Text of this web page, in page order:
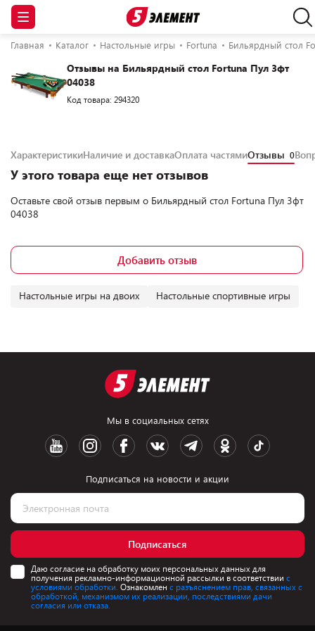
Главная Каталог Настольные игры Fortuna Бильярдный стол
Отзывы на Бильярдный стол Fortuna Пул 3фт
04038
Код товара: 294320
ХарактеристикиНаличие и доставкаОплата частямиОтзывы 0
У этого товара еще нет отзывов
Оставьте свой отзыв первым о Бильярдный стол Fortuna Пул 3фт
04038
Добавить отзыв
Настольные игры на двоих Настольные спортивные игры
Мы в социальных сетях
Подписаться на новости и акции
Подписаться
Даю согласие на обработку моих персональных данных для
получения рекламно-информационной рассылки в соответствии с
условиями обработки. Ознакомлен с разъяснением прав, связанных с
обработкой, механизмом их реализации, последствиями дачи
согласия или отказа.